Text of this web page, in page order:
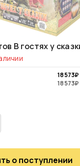
В гостях у
18 573₽
18 573₽
о поступлении